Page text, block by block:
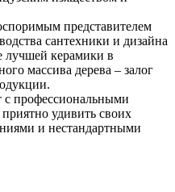
представителем
сантехники и дизайна
лучшей керамики в
массива дерева – залог
с профессиональными
удивить своих
и нестандартными